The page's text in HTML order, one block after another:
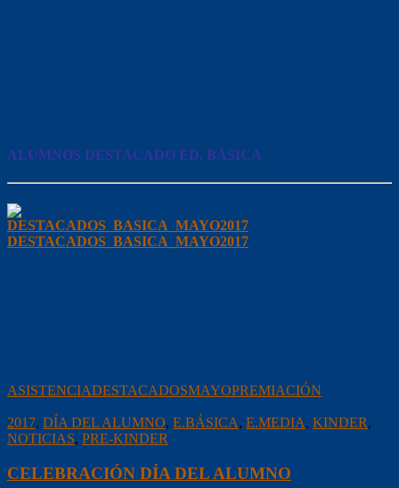
ALUMNOS DESTACADO ED. BÁSICA
DESTACADOS_BASICA_MAYO2017
ASISTENCIADESTACADOSMAYOPREMIACIÓN
2017, DÍA DEL ALUMNO, E.BÁSICA, E.MEDIA, KINDER,
NOTICIAS, PRE-KINDER
CELEBRACIÓN DÍA DEL ALUMNO